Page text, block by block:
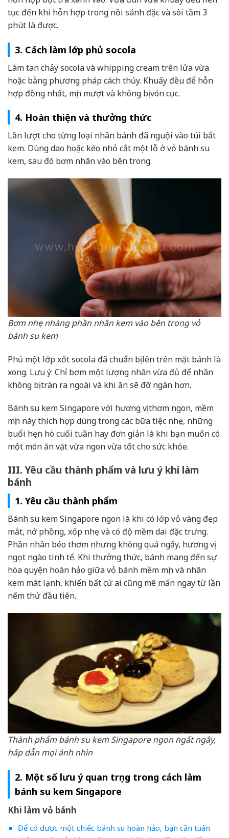
tục đến khi hỗn hợp trong nồi sánh đặc và sôi tầm 3
phút là được.
3. Cách làm lớp phủ socola
Làm tan chảy socola và whipping cream trên lửa vừa
hoặc bằng phương pháp cách thủy. Khuấy đều để hỗn
hợp đồng nhất, mịn mượt và không bị vón cục.
4. Hoàn thiện và thưởng thức
Lần lượt cho từng loại nhân bánh đã nguội vào túi bắt
kem. Dùng dao hoặc kéo nhỏ cắt một lỗ ở vỏ bánh su
kem, sau đó bơm nhân vào bên trong.
Bơm nhẹ nhàng phần nhân kem vào bên trong vỏ
bánh su kem
Phủ một lớp xốt socola đã chuẩn bị lên trên mặt bánh là
xong. Lưu ý: Chỉ bơm một lượng nhân vừa đủ để nhân
không bị tràn ra ngoài và khi ăn sẽ đỡ ngán hơn.
Bánh su kem Singapore với hương vị thơm ngon, mềm
mịn này thích hợp dùng trong các bữa tiệc nhẹ, những
buổi hẹn hò cuối tuần hay đơn giản là khi bạn muốn có
một món ăn vặt vừa ngon vừa tốt cho sức khỏe.
III. Yêu cầu thành phẩm và lưu ý khi làm
bánh
1. Yêu cầu thành phẩm
Bánh su kem Singapore ngon là khi có lớp vỏ vàng đẹp
mắt, nở phồng, xốp nhẹ và có độ mềm dai đặc trưng.
Phần nhân béo thơm nhưng không quá ngấy, hương vị
ngọt ngào tinh tế. Khi thưởng thức, bánh mang đến sự
hòa quyện hoàn hảo giữa vỏ bánh mềm mịn và nhân
kem mát lạnh, khiến bất cứ ai cũng mê mẩn ngay từ lần
nếm thử đầu tiên.
Thành phẩm bánh su kem Singapore ngon ngất ngây,
hấp dẫn mọi ánh nhìn
2. Một số lưu ý quan trọng trong cách làm
bánh su kem Singapore
Khi làm vỏ bánh
Để có được một chiếc bánh su hoàn hảo, bạn cần tuân